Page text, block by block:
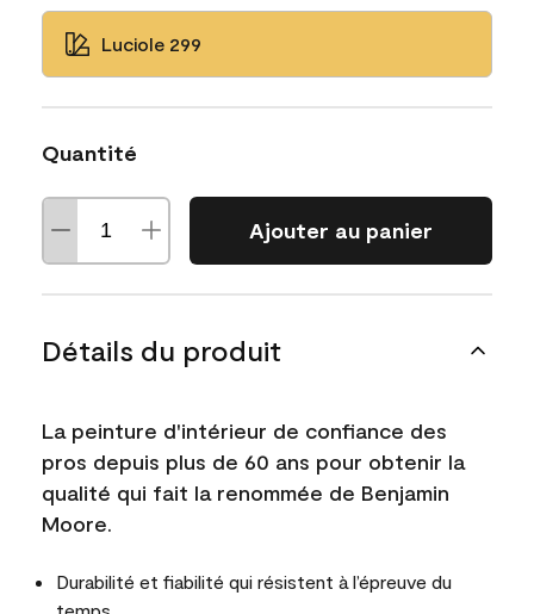
Luciole 299
Quantité
Ajouter au panier
Détails du produit
La peinture d'intérieur de confiance des
pros depuis plus de 60 ans pour obtenir la
qualité qui fait la renommée de Benjamin
Moore.
Durabilité et fiabilité qui résistent à l’épreuve du
temps